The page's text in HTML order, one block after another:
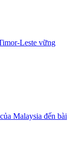
Leste vững
Malaysia đến bài